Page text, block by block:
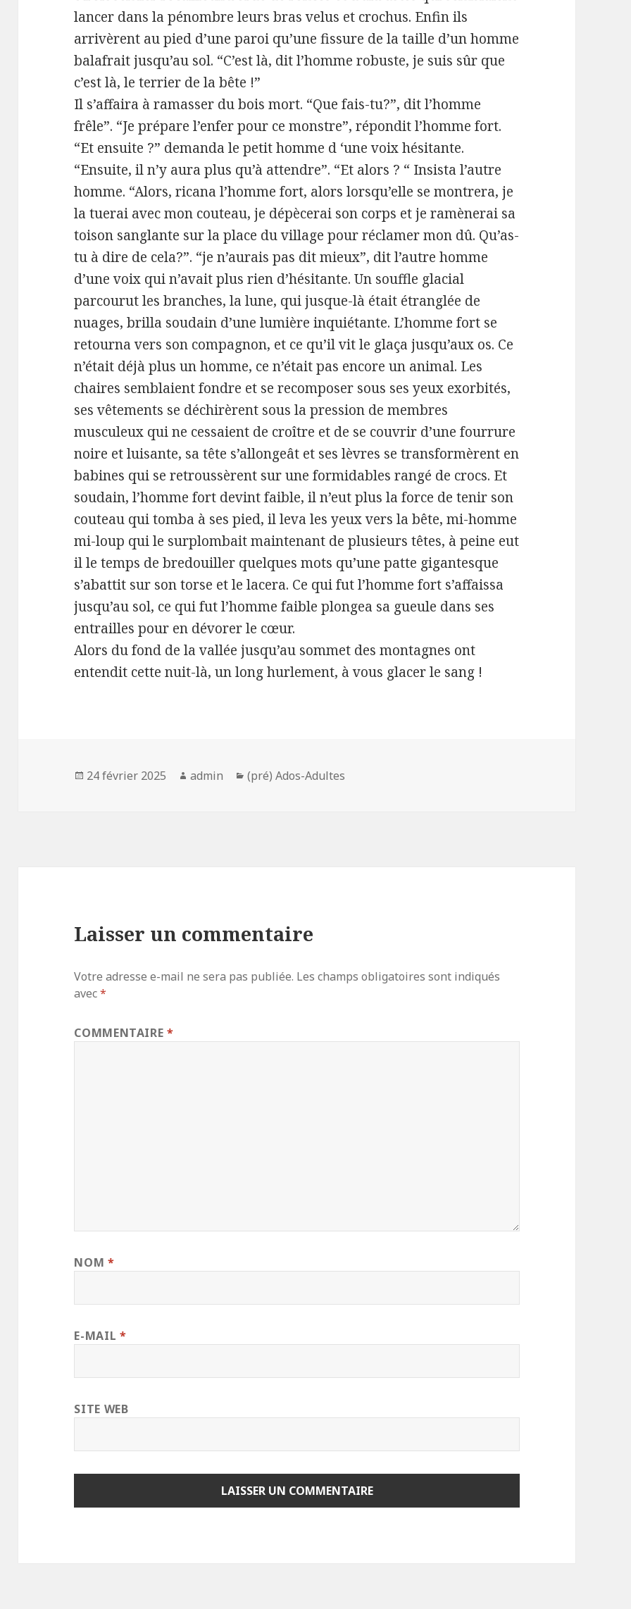
lancer dans la pénombre leurs bras velus et crochus. Enfin ils
arrivèrent au pied d’une paroi qu’une fissure de la taille d’un homme
balafrait jusqu’au sol. “C’est là, dit l’homme robuste, je suis sûr que
c’est là, le terrier de la bête !”
Il s’affaira à ramasser du bois mort. “Que fais-tu?”, dit l’homme
frêle”. “Je prépare l’enfer pour ce monstre”, répondit l’homme fort.
“Et ensuite ?” demanda le petit homme d ‘une voix hésitante.
“Ensuite, il n’y aura plus qu’à attendre”. “Et alors ? “ Insista l’autre
homme. “Alors, ricana l’homme fort, alors lorsqu’elle se montrera, je
la tuerai avec mon couteau, je dépècerai son corps et je ramènerai sa
toison sanglante sur la place du village pour réclamer mon dû. Qu’as-
tu à dire de cela?”. “je n’aurais pas dit mieux”, dit l’autre homme
d’une voix qui n’avait plus rien d’hésitante. Un souffle glacial
parcourut les branches, la lune, qui jusque-là était étranglée de
nuages, brilla soudain d’une lumière inquiétante. L’homme fort se
retourna vers son compagnon, et ce qu’il vit le glaça jusqu’aux os. Ce
n’était déjà plus un homme, ce n’était pas encore un animal. Les
chaires semblaient fondre et se recomposer sous ses yeux exorbités,
ses vêtements se déchirèrent sous la pression de membres
musculeux qui ne cessaient de croître et de se couvrir d’une fourrure
noire et luisante, sa tête s’allongeât et ses lèvres se transformèrent en
babines qui se retroussèrent sur une formidables rangé de crocs. Et
soudain, l’homme fort devint faible, il n’eut plus la force de tenir son
couteau qui tomba à ses pied, il leva les yeux vers la bête, mi-homme
mi-loup qui le surplombait maintenant de plusieurs têtes, à peine eut
il le temps de bredouiller quelques mots qu’une patte gigantesque
s’abattit sur son torse et le lacera. Ce qui fut l’homme fort s’affaissa
jusqu’au sol, ce qui fut l’homme faible plongea sa gueule dans ses
entrailles pour en dévorer le cœur.
Alors du fond de la vallée jusqu’au sommet des montagnes ont
entendit cette nuit-là, un long hurlement, à vous glacer le sang !
Publié
24 février 2025 Auteur
admin Catégories
(pré) Ados-Adultes
Laisser un commentaire
Votre adresse e-mail ne sera pas publiée. Les champs obligatoires sont indiqués
avec*
COMMENTAIRE*
NOM *
E-MAIL *
SITE WEB